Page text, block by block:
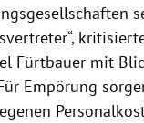
Fürtbauer mit
Empörung